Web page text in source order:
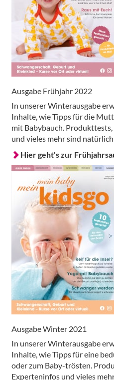
Ausgabe Frühjahr 2022
In unserer Winterausgabe
Inhalte, wie Tipps für die
mit Babybauch.
und vieles mehr sind
Hier geht's zur
Ausgabe Winter 2021
In unserer Winterausgabe
Inhalte, wie Tipps für eine
oder zum Baby-trösten.
Experteninfos und vieles